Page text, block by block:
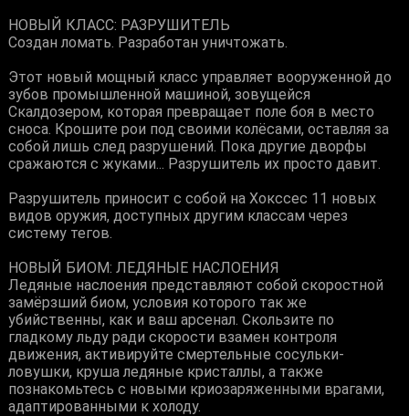
НОВЫЙ КЛАСС: РАЗРУШИТЕЛЬ
Создан ломать. Разработан уничтожать.
Этот новый мощный класс управляет вооруженной до
зубов промышленной машиной, зовущейся
Скалдозером, которая превращает поле боя в место
сноса. Крошите рои под своими колёсами, оставляя за
собой лишь след разрушений. Пока другие дворфы
сражаются с жуками... Разрушитель их просто давит.
Разрушитель приносит с собой на Хокссес 11 новых
видов оружия, доступных другим классам через
систему тегов.
НОВЫЙ БИОМ: ЛЕДЯНЫЕ НАСЛОЕНИЯ
Ледяные наслоения представляют собой скоростной
замёрзший биом, условия которого так же
убийственны, как и ваш арсенал. Скользите по
гладкому льду ради скорости взамен контроля
движения, активируйте смертельные сосульки-
ловушки, круша ледяные кристаллы, а также
познакомьтесь с новыми криозаряженными врагами,
адаптированными к холоду.